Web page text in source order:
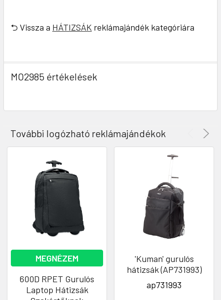
⮌ Vissza a HÁTIZSÁK reklámajándék kategóriára
MO2985 értékelések
További logózható reklámajándékok
MEGNÉZEM
600D RPET Gurulós
Laptop Hátizsák
'Kuman' gurulós
hátizsák (AP731993)
ap731993